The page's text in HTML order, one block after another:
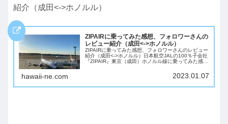
紹介（成田<->ホノルル）
ZIPAIRに乗ってみた感想、フォロワーさんの
レビュー紹介（成田<->ホノルル）
ZIPAIRに乗ってみた感想、フォロワーさんのレビュー
紹介（成田<->ホノルル）日本航空JALの100％子会社
『ZIPAIR』東京（成田）ホノルル線に乗ってみた感
hawaii-ne.com 2023.01.07